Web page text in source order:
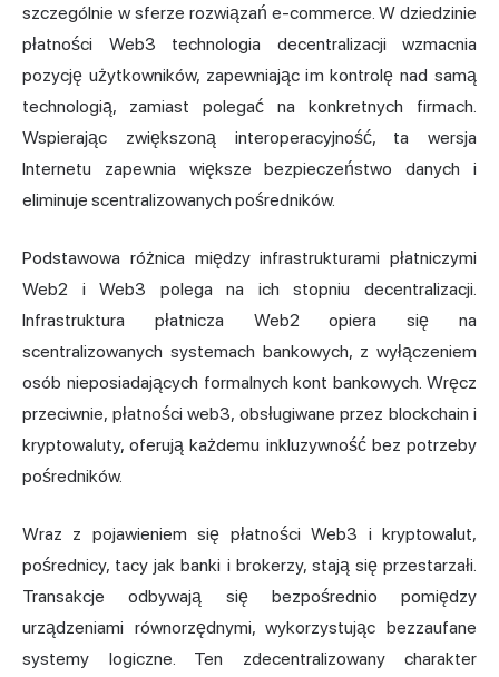
szczególnie w sferze rozwiązań e-commerce. W dziedzinie
płatności Web3 technologia decentralizacji wzmacnia
pozycję użytkowników, zapewniając im kontrolę nad samą
technologią, zamiast polegać na konkretnych firmach.
Wspierając zwiększoną interoperacyjność, ta wersja
Internetu zapewnia większe bezpieczeństwo danych i
eliminuje scentralizowanych pośredników.
Podstawowa różnica między infrastrukturami płatniczymi
Web2 i Web3 polega na ich stopniu decentralizacji.
Infrastruktura płatnicza Web2 opiera się na
scentralizowanych systemach bankowych, z wyłączeniem
osób nieposiadających formalnych kont bankowych. Wręcz
przeciwnie, płatności web3, obsługiwane przez blockchain i
kryptowaluty, oferują każdemu inkluzywność bez potrzeby
pośredników.
Wraz z pojawieniem się płatności Web3 i kryptowalut,
pośrednicy, tacy jak banki i brokerzy, stają się przestarzałi.
Transakcje odbywają się bezpośrednio pomiędzy
urządzeniami równorzędnymi, wykorzystując bezzaufane
systemy logiczne. Ten zdecentralizowany charakter